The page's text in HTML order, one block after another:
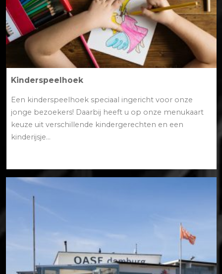
Kinderspeelhoek
Een kinderspeelhoek speciaal ingericht voor onze
jonge bezoekers! Daarbij heeft u op onze menukaart
keuze uit verschillende kindergerechten en een
kinderijsje...